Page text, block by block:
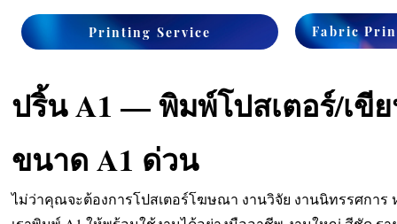
Printing Service Fabric
ปริ้น A1 — พิมพ์โปสเตอร์/เขี
ขนาด A1 ด่วน
ไม่ว่าคุณจะต้องการโปสเตอร์โฆษณา งานวิจัย งานนิทรรศการ